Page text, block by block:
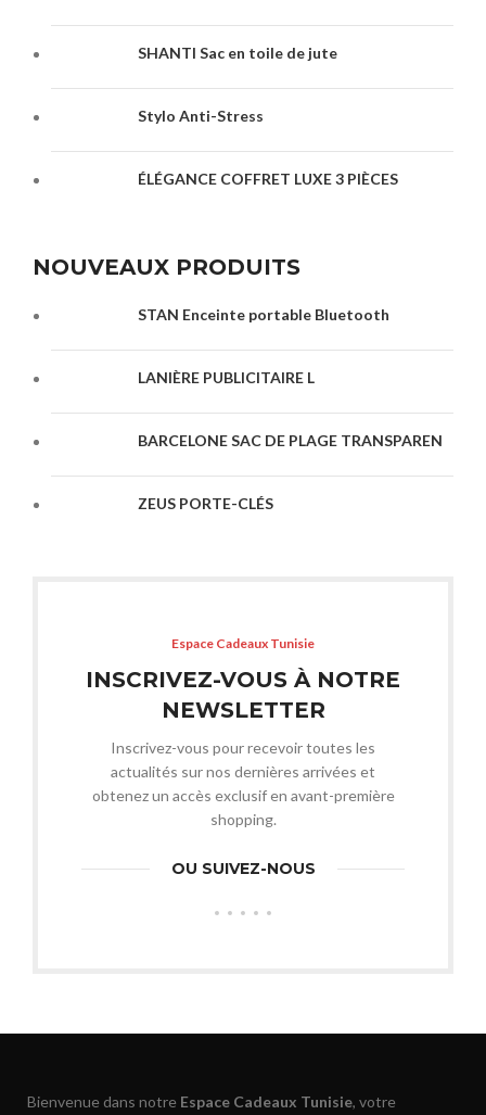
SHANTI Sac en toile de jute
Stylo Anti-Stress
ÉLÉGANCE COFFRET LUXE 3 PIÈCES
NOUVEAUX PRODUITS
STAN Enceinte portable Bluetooth
LANIÈRE PUBLICITAIRE L
BARCELONE SAC DE PLAGE TRANSPAREN
ZEUS PORTE-CLÉS
Espace Cadeaux Tunisie
INSCRIVEZ-VOUS À NOTRE
NEWSLETTER
Inscrivez-vous pour recevoir toutes les
actualités sur nos dernières arrivées et
obtenez un accès exclusif en avant-première
shopping.
OU SUIVEZ-NOUS
Bienvenue dans notre Espace Cadeaux Tunisie, votre